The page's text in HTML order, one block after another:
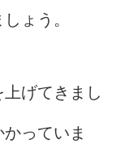
ょう。
げてきまし
っていま